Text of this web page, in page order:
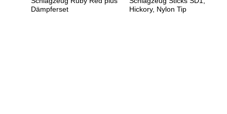
Dämpferset
Hickory, Nylon Tip